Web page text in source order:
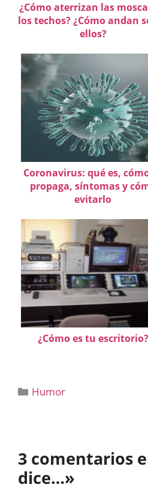
¿Cómo aterrizan las
los techos? ¿Cómo andan
ellos?
Coronavirus: qué es,
propaga, síntomas y
evitarlo
¿Cómo es tu escritorio?
Categorías
Humor
3 comentarios
dice…»